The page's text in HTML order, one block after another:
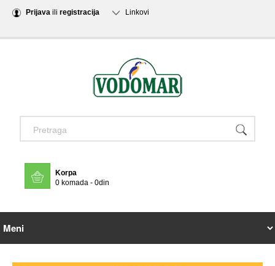
Prijava ili registracija Linkovi
Korpa
0 komada - 0din